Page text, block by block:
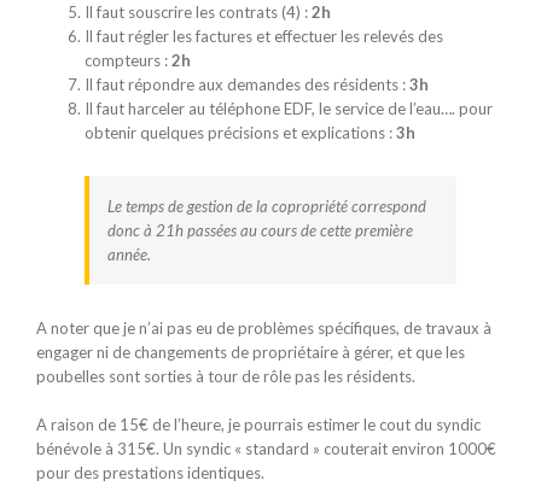
Il faut souscrire les contrats (4) :2h
Il faut régler les factures et effectuer les relevés des
compteurs :2h
Il faut répondre aux demandes des résidents :3h
Il faut harceler au téléphone EDF, le service de l’eau…. pour
obtenir quelques précisions et explications :3h
Le temps de gestion de la copropriété correspond
donc à 21h passées au cours de cette première
année.
A noter que je n’ai pas eu de problèmes spécifiques, de travaux à
engager ni de changements de propriétaire à gérer, et que les
poubelles sont sorties à tour de rôle pas les résidents.
A raison de 15€ de l’heure, je pourrais estimer le cout du syndic
bénévole à 315€. Un syndic « standard » couterait environ 1000€
pour des prestations identiques.